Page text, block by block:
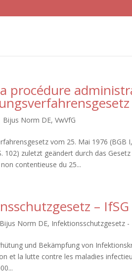
procédure
Bijus Norm DE,VwVfG
vom 25. Mai 1976 (BGB
102) zuletzt geändert durch das
contentieuse du 25...
– IfSG
Bijus Norm DE, Infektionsschutzgesetz -
und Bekämpfung von
et la lutte contre les maladies